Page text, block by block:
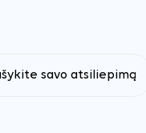
savo atsiliepimą